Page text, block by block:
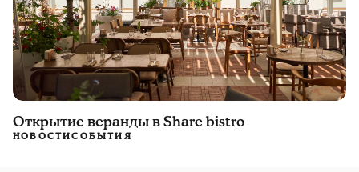
Открытие веранды в Share bistro
НОВОСТИСОБЫТИЯ